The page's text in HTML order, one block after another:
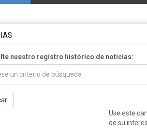
nuestro registro histórico de noticias:
Use este
de su interes